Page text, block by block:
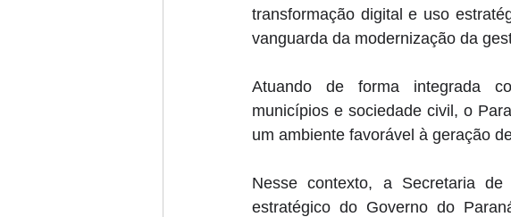
transformação digital e uso
vanguarda da modernização da
Atuando de forma integrada
municípios e sociedade civil, o
um ambiente favorável à geração
Nesse contexto, a Secretaria
estratégico do Governo do